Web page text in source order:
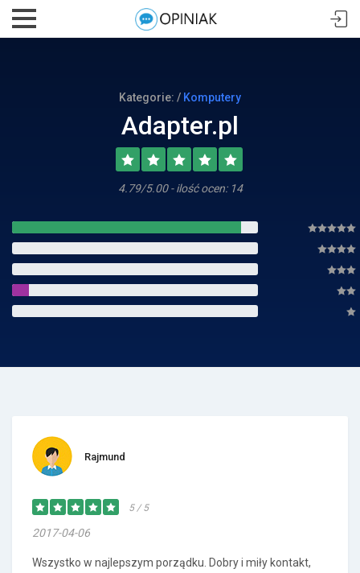
Kategorie: / Komputery
Adapter.pl
4.79/5.00 - ilość ocen: 14
Rajmund
5 / 5
2017-04-06
Wszystko w najlepszym porządku. Dobry i miły kontakt,